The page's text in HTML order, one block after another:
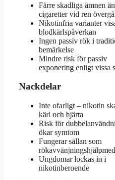
Färre skadliga ämnen än
cigaretter vid ren
Nikotinfria varianter
blodkärlspåverkan
Ingen passiv rök i
bemärkelse
Mindre risk för passiv
exponering enligt vissa
Nackdelar
Inte ofarligt – nikotin
kärl och hjärta
Risk för
ökar symtom
Fungerar sällan som
Ungdomar lockas in i
nikotinberoende